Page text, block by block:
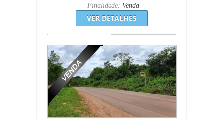
Finalidade: Venda
VER DETALHES